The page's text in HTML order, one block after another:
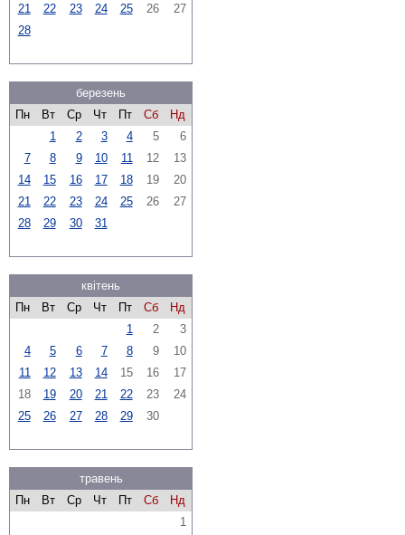
21
22 23 24 25 26
27
28
березень
Пн
Вт Ср Чт Пт Сб
Нд
1
2 3 4 5
6
7
8 9 10 11 12
13
14
15 16 17 18 19
20
21
22 23 24 25 26
27
28
29 30 31
квітень
Пн
Вт Ср Чт Пт Сб
Нд
1
2
3
4
5 6 7 8 9
10
11
12 13 14 15 16
17
18
19 20 21 22 23
24
25
26 27 28 29 30
травень
Пн
Вт Ср Чт Пт Сб
Нд
1